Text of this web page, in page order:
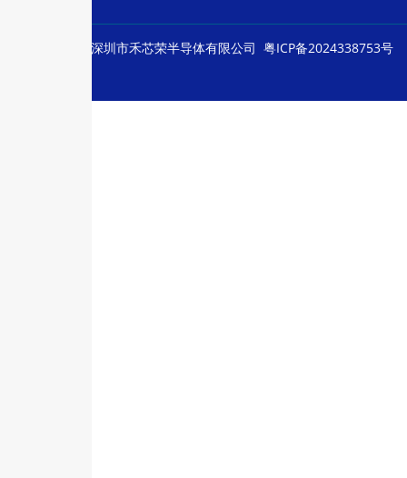
深圳市禾芯荣半导体有限公司 粤ICP备2024338753号